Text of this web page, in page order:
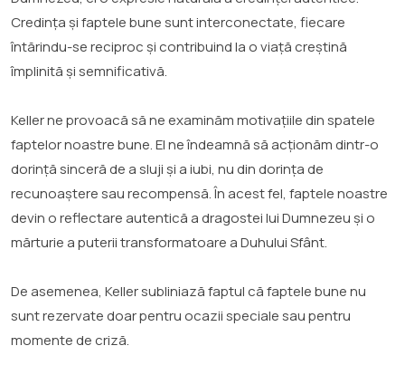
Credința și faptele bune sunt interconectate, fiecare
întărindu-se reciproc și contribuind la o viață creștină
împlinită și semnificativă.
Keller ne provoacă să ne examinăm motivațiile din spatele
faptelor noastre bune. El ne îndeamnă să acționăm dintr-o
dorință sinceră de a sluji și a iubi, nu din dorința de
recunoaștere sau recompensă. În acest fel, faptele noastre
devin o reflectare autentică a dragostei lui Dumnezeu și o
mărturie a puterii transformatoare a Duhului Sfânt.
De asemenea, Keller subliniază faptul că faptele bune nu
sunt rezervate doar pentru ocazii speciale sau pentru
momente de criză.